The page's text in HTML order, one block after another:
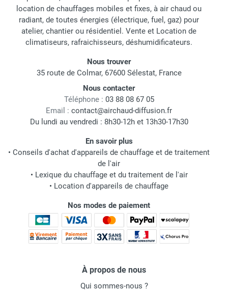
location de chauffages mobiles et fixes, à air chaud ou
radiant, de toutes énergies (électrique, fuel, gaz) pour
atelier, chantier ou résidentiel. Vente et Location de
climatiseurs, rafraichisseurs, déshumidificateurs.
Nous trouver
35 route de Colmar, 67600 Sélestat, France
Nous contacter
Téléphone : 03 88 08 67 05
Email : contact@airchaud-diffusion.fr
Du lundi au vendredi : 8h30-12h et 13h30-17h30
En savoir plus
• Conseils d'achat d'appareils de chauffage et de traitement
de l'air
• Lexique du chauffage et du traitement de l'air
• Location d'appareils de chauffage
Nos modes de paiement
À propos de nous
Qui sommes-nous ?